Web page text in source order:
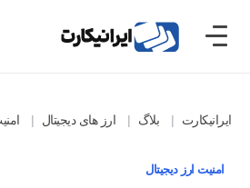
ایرانیکارت بلاگ ارز های دیجیتال
امنیت ارز دیجیتال